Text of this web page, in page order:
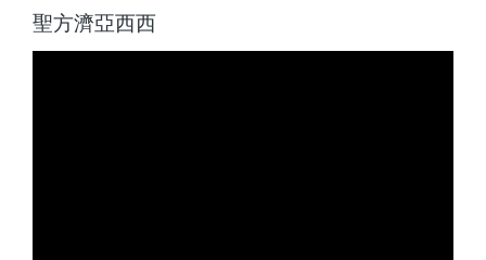
聖方濟亞西西